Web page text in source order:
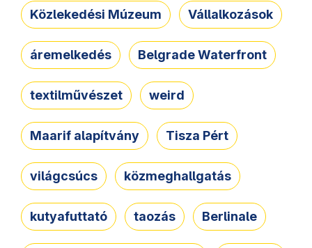
Közlekedési Múzeum Vállalkozások
áremelkedés Belgrade Waterfront
textilművészet weird
Maarif alapítvány Tisza Pért
világcsúcs közmeghallgatás
kutyafuttató taozás Berlinale